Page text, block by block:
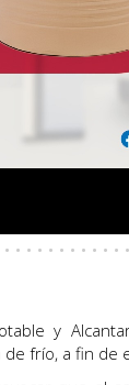
· · · · · · · · ·
y
frío, a fin de